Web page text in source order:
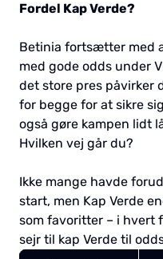
Fordel Kap Verde?
Betinia fortsætter med
med gode odds under
det store pres påvirker
for begge for at sikre
også gøre kampen lidt
Hvilken vej går du?
Ikke mange havde
start, men Kap Verde
som favoritter – i hvert
sejr til kap Verde til